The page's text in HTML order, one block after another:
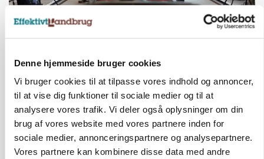
Denne hjemmeside bruger cookies
Vi bruger cookies til at tilpasse vores indhold og annoncer,
til at vise dig funktioner til sociale medier og til at
analysere vores trafik. Vi deler også oplysninger om din
brug af vores website med vores partnere inden for
sociale medier, annonceringspartnere og analysepartnere.
Vores partnere kan kombinere disse data med andre
BUSINESS
Ejer eller medejer? Nyt tv-format udfordrer
landbrugets ejerstruktur
Annonce